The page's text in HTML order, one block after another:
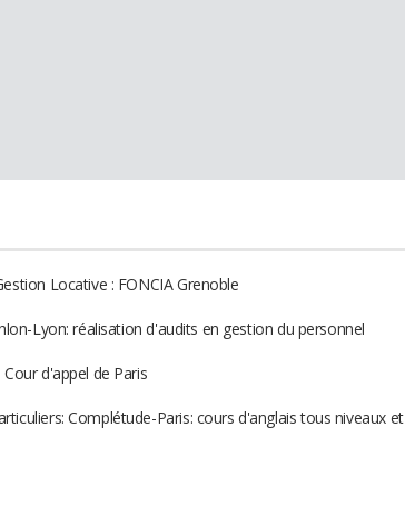
Locative : FONCIA Grenoble
Lyon: réalisation d'audits en gestion du personnel
d'appel de Paris
Complétude-Paris: cours d'anglais tous niveaux et